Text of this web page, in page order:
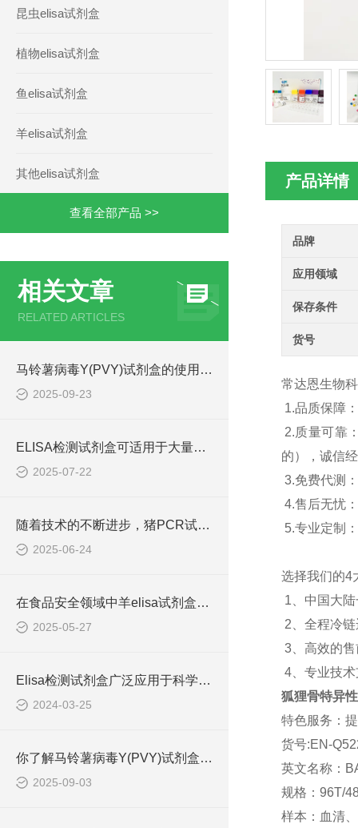
昆虫elisa试剂盒
植物elisa试剂盒
鱼elisa试剂盒
羊elisa试剂盒
其他elisa试剂盒
查看全部产品 >>
相关文章
RELATED ARTICLES
马铃薯病毒Y(PVY)试剂盒的使用方法非常简单，一看就会
2025-09-23
ELISA检测试剂盒可适用于大量样本的同时检测
2025-07-22
随着技术的不断进步，猪PCR试剂盒在不断的发展和*
2025-06-24
在食品安全领域中羊elisa试剂盒也有着一定的应用
2025-05-27
Elisa检测试剂盒广泛应用于科学研究和临床诊断中
2024-03-25
你了解马铃薯病毒Y(PVY)试剂盒吗？
2025-09-03
产品详情
品牌
应用领域
保存条件
货号
常达恩生物
1.品质保障
2.质量可靠
的），诚信
3.免费代测
4.售后无忧
5.专业定制
选择我们的4
1、中国大
2、全程冷
3、高效的
4、专业技
狐狸骨特异
特色服务：
货号:EN-
英文名称：
规格：96T/
样本：血清